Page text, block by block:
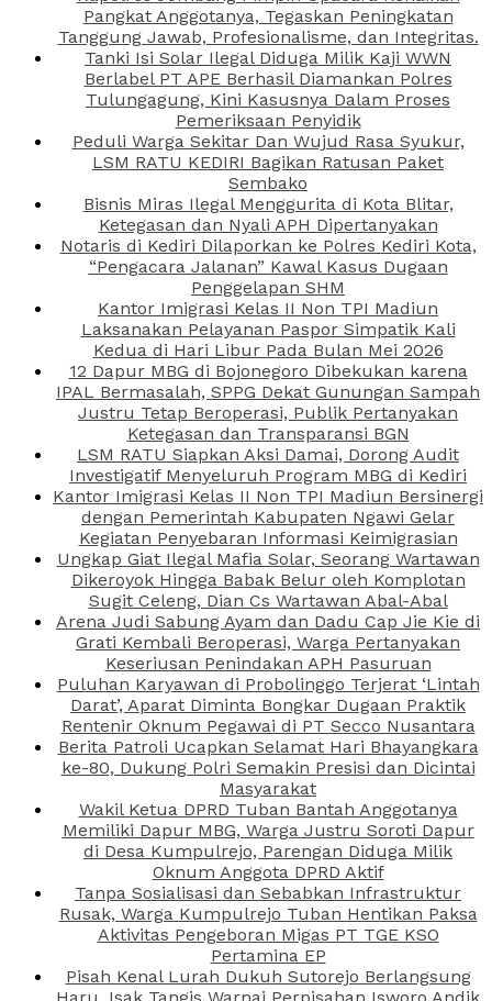
Pangkat Anggotanya, Tegaskan Peningkatan
Tanggung Jawab, Profesionalisme, dan Integritas.
Tanki Isi Solar Ilegal Diduga Milik Kaji WWN
Berlabel PT APE Berhasil Diamankan Polres
Tulungagung, Kini Kasusnya Dalam Proses
Pemeriksaan Penyidik
Peduli Warga Sekitar Dan Wujud Rasa Syukur,
LSM RATU KEDIRI Bagikan Ratusan Paket
Sembako
Bisnis Miras Ilegal Menggurita di Kota Blitar,
Ketegasan dan Nyali APH Dipertanyakan
Notaris di Kediri Dilaporkan ke Polres Kediri Kota,
“Pengacara Jalanan” Kawal Kasus Dugaan
Penggelapan SHM
Kantor Imigrasi Kelas II Non TPI Madiun
Laksanakan Pelayanan Paspor Simpatik Kali
Kedua di Hari Libur Pada Bulan Mei 2026
12 Dapur MBG di Bojonegoro Dibekukan karena
IPAL Bermasalah, SPPG Dekat Gunungan Sampah
Justru Tetap Beroperasi, Publik Pertanyakan
Ketegasan dan Transparansi BGN
LSM RATU Siapkan Aksi Damai, Dorong Audit
Investigatif Menyeluruh Program MBG di Kediri
Kantor Imigrasi Kelas II Non TPI Madiun Bersinergi
dengan Pemerintah Kabupaten Ngawi Gelar
Kegiatan Penyebaran Informasi Keimigrasian
Ungkap Giat Ilegal Mafia Solar, Seorang Wartawan
Dikeroyok Hingga Babak Belur oleh Komplotan
Sugit Celeng, Dian Cs Wartawan Abal-Abal
Arena Judi Sabung Ayam dan Dadu Cap Jie Kie di
Grati Kembali Beroperasi, Warga Pertanyakan
Keseriusan Penindakan APH Pasuruan
Puluhan Karyawan di Probolinggo Terjerat ‘Lintah
Darat’, Aparat Diminta Bongkar Dugaan Praktik
Rentenir Oknum Pegawai di PT Secco Nusantara
Berita Patroli Ucapkan Selamat Hari Bhayangkara
ke-80, Dukung Polri Semakin Presisi dan Dicintai
Masyarakat
Wakil Ketua DPRD Tuban Bantah Anggotanya
Memiliki Dapur MBG, Warga Justru Soroti Dapur
di Desa Kumpulrejo, Parengan Diduga Milik
Oknum Anggota DPRD Aktif
Tanpa Sosialisasi dan Sebabkan Infrastruktur
Rusak, Warga Kumpulrejo Tuban Hentikan Paksa
Aktivitas Pengeboran Migas PT TGE KSO
Pertamina EP
Pisah Kenal Lurah Dukuh Sutorejo Berlangsung